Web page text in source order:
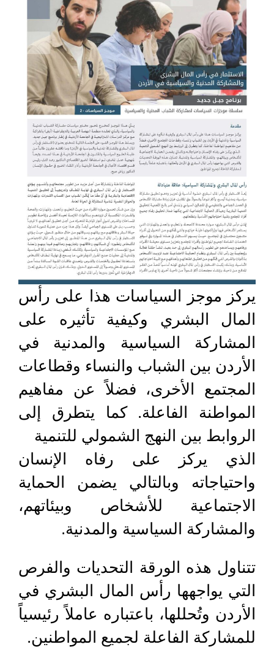
يركز موجز السياسات هذا على رأس
المال البشري وكيفية تأثيره على
المشاركة السياسية والمدنية في
الأردن بين الشباب والنساء وقطاعات
المجتمع الأخرى، فضلاً عن مفاهيم
المواطنة الفاعلة. كما يتطرق إلى
الروابط بين النهج الشمولي للتنمية
الذي يركز على رفاه الإنسان
واحتياجاته وبالتالي يضمن الحماية
الاجتماعية للأشخاص وبيئاتهم،
والمشاركة السياسية والمدنية.
تتناول هذه الورقة التحديات والفرص
التي يواجهها رأس المال البشري في
الأردن وتُحللها، باعتباره عاملاً رئيسياً
للمشاركة الفاعلة لجميع المواطنين.